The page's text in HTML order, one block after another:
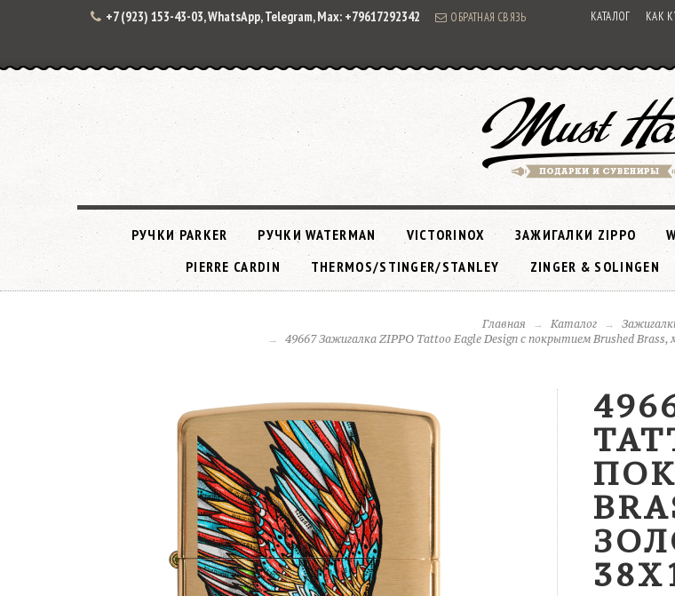
+7 (923) 153-43-03, WhatsApp, Telegram, Max: +79617292342 ОБРАТНАЯ СВЯЗЬ КАТАЛОГ КАК
РУЧКИ PARKER РУЧКИ WATERMAN VICTORINOX ЗАЖИГАЛКИ ZIPPO
PIERRE CARDIN
THERMOS/STINGER/STANLEY ZINGER & SOLINGEN
Главная Каталог
49667 Зажигалка ZIPPO Tattoo Eagle Design с покрытием Brushed